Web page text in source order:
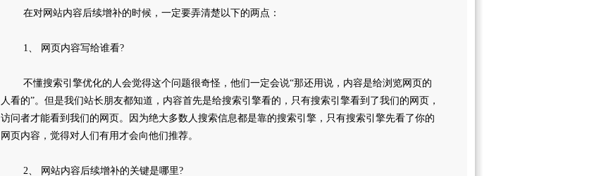
在对网站内容后续增补的时候，一定要弄清楚以下的两点：
1、 网页内容写给谁看?
不懂搜索引擎优化的人会觉得这个问题很奇怪，他们一定会说“那还用说，内容是给浏览网页的
人看的”。但是我们站长朋友都知道，内容首先是给搜索引擎看的，只有搜索引擎看到了我们的网页，
访问者才能看到我们的网页。因为绝大多数人搜索信息都是靠的搜索引擎，只有搜索引擎先看了你的
网页内容，觉得对人们有用才会向他们推荐。
2、 网站内容后续增补的关键是哪里?